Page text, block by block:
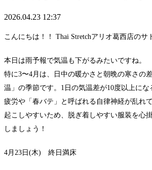
2026.04.23 12:37
こんにちは！！ Thai Stretchアリオ葛西店のサ
本日は雨予報で気温も下がるみたいですね。
特に3〜4月は、日中の暖かさと朝晩の寒さの
温」の季節です。1日の気温差が10度以上に
疲労や「春バテ」と呼ばれる自律神経が乱れ
起こしやすいため、脱ぎ着しやすい服装を心
しましょう！
4月23日(木) 終日満床